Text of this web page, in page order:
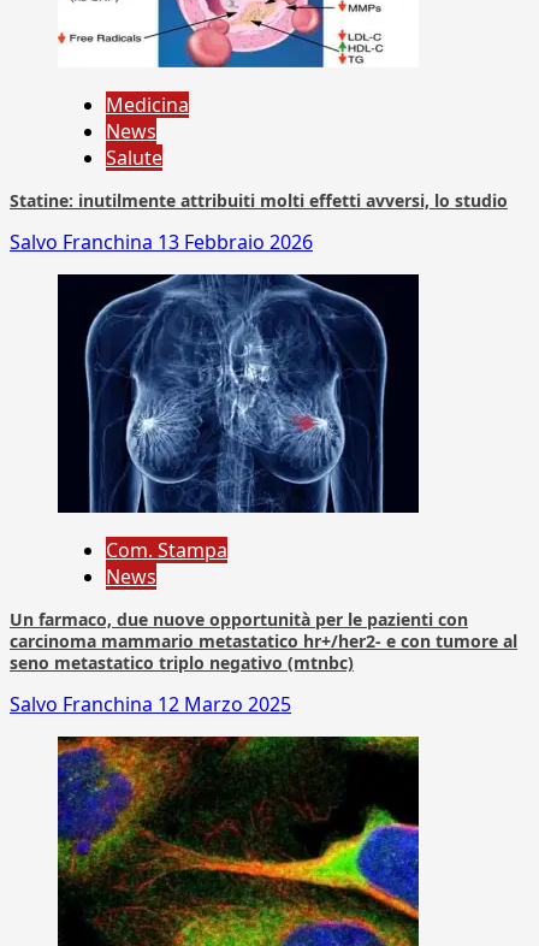
Medicina
News
Salute
Statine: inutilmente attribuiti molti effetti avversi, lo studio
Salvo Franchina 13 Febbraio 2026
Com. Stampa
News
Un farmaco, due nuove opportunità per le pazienti con
carcinoma mammario metastatico hr+/her2- e con tumore al
seno metastatico triplo negativo (mtnbc)
Salvo Franchina 12 Marzo 2025